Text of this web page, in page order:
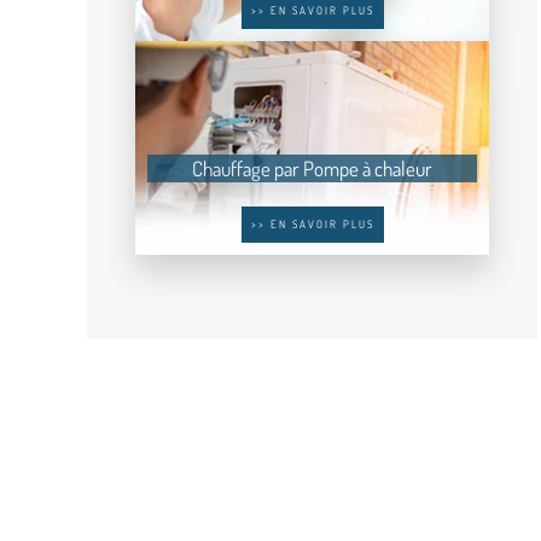
>> EN SAVOIR PLUS
Chauffage par Pompe à chaleur
>> EN SAVOIR PLUS